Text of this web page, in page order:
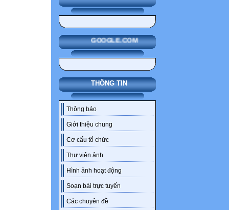
GOOGLE.COM
THÔNG TIN
Thông báo
Giới thiệu chung
Cơ cấu tổ chức
Thư viện ảnh
Hình ảnh hoạt động
Soạn bài trực tuyến
Các chuyên đề